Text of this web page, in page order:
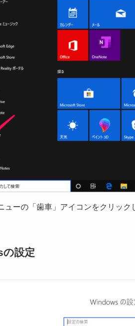
ューの「歯車」アイコンをクリック
設定